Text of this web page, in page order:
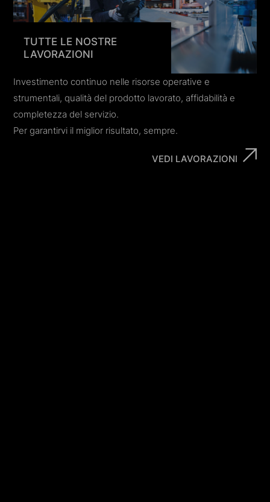
TUTTE LE NOSTRE
LAVORAZIONI
Investimento continuo nelle risorse operative e
strumentali, qualità del prodotto lavorato, affidabilità e
completezza del servizio.
Per garantirvi il miglior risultato, sempre.
VEDI LAVORAZIONI